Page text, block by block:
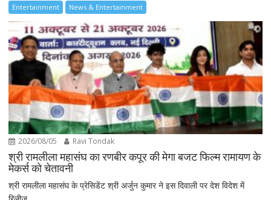
Entertainment News & Entertainment
2026/08/05 Ravi Tondak
श्री रामलीला महासंघ का रणबीर कपूर की मेगा बजट फिल्म रामायण के
मेकर्स को चेतावनी
श्री रामलीला महासंघ के प्रेसिडेंट श्री अर्जुन कुमार ने इस दिवाली पर देश विदेश में